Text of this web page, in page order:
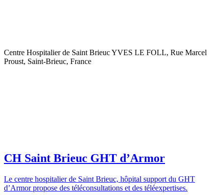
Centre Hospitalier de Saint Brieuc YVES LE FOLL, Rue Marcel
Proust, Saint-Brieuc, France
CH Saint Brieuc GHT d’Armor
Le centre hospitalier de Saint Brieuc, hôpital support du GHT
d’Armor propose des téléconsultations et des téléexpertises.